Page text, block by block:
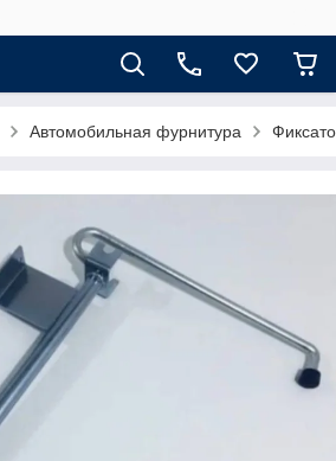
Автомобильная фурнитура